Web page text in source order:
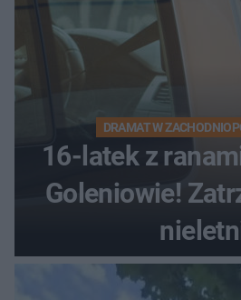
DRAMAT W
16-latek z
Goleniowie!